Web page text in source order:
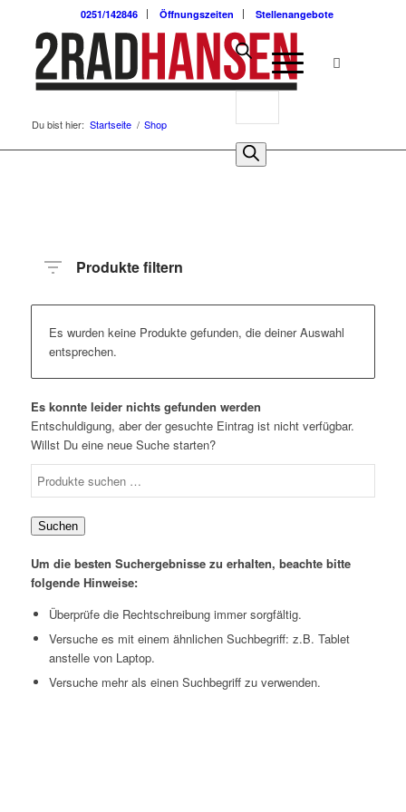
0251/142846 Öffnungszeiten Stellenangebote
Du bist hier: Startseite / Shop
Produkte filtern
Es wurden keine Produkte gefunden, die deiner Auswahl
entsprechen.
Es konnte leider nichts gefunden werden
Entschuldigung, aber der gesuchte Eintrag ist nicht verfügbar.
Willst Du eine neue Suche starten?
Suchen
Um die besten Suchergebnisse zu erhalten, beachte bitte
folgende Hinweise:
Überprüfe die Rechtschreibung immer sorgfältig.
Versuche es mit einem ähnlichen Suchbegriff: z.B. Tablet
anstelle von Laptop.
Versuche mehr als einen Suchbegriff zu verwenden.